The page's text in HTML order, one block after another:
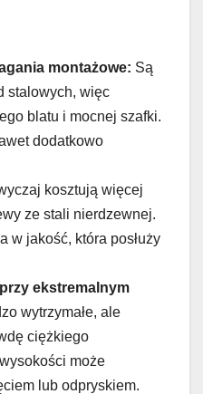
montażowe: Są
stalowych, więc
blatu i mocnej szafki.
dodatkowo
kosztują więcej
ze stali nierdzewnej.
w jakość, która posłuży
ekstremalnym
wytrzymałe, ale
ciężkiego
może
lub odpryskiem.